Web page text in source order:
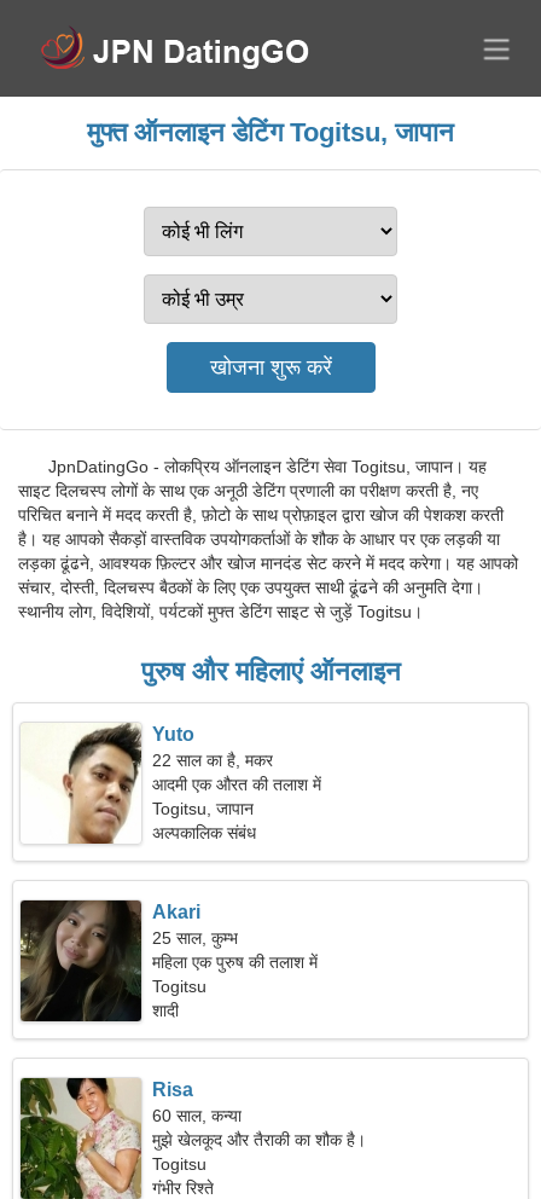
मुफ्त ऑनलाइन डेटिंग Togitsu, जापान
JpnDatingGo - लोकप्रिय ऑनलाइन डेटिंग सेवा Togitsu, जापान। यह
साइट दिलचस्प लोगों के साथ एक अनूठी डेटिंग प्रणाली का परीक्षण करती है, नए
परिचित बनाने में मदद करती है, फ़ोटो के साथ प्रोफ़ाइल द्वारा खोज की पेशकश करती
है। यह आपको सैकड़ों वास्तविक उपयोगकर्ताओं के शौक के आधार पर एक लड़की या
लड़का ढूंढने, आवश्यक फ़िल्टर और खोज मानदंड सेट करने में मदद करेगा। यह आपको
संचार, दोस्ती, दिलचस्प बैठकों के लिए एक उपयुक्त साथी ढूंढने की अनुमति देगा।
स्थानीय लोग, विदेशियों, पर्यटकों मुफ्त डेटिंग साइट से जुड़ें Togitsu।
पुरुष और महिलाएं ऑनलाइन
Yuto
22 साल का है, मकर
आदमी एक औरत की तलाश में
Togitsu, जापान
अल्पकालिक संबंध
Akari
25 साल, कुम्भ
महिला एक पुरुष की तलाश में
Togitsu
शादी
Risa
60 साल, कन्या
मुझे खेलकूद और तैराकी का शौक है।
Togitsu
गंभीर रिश्ते